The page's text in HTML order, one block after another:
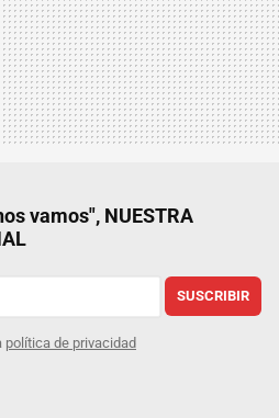
vamos", NUESTRA
SUSCRIBIR
política de privacidad